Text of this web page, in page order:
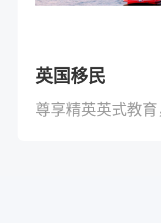
英国移民
尊享精英英式教